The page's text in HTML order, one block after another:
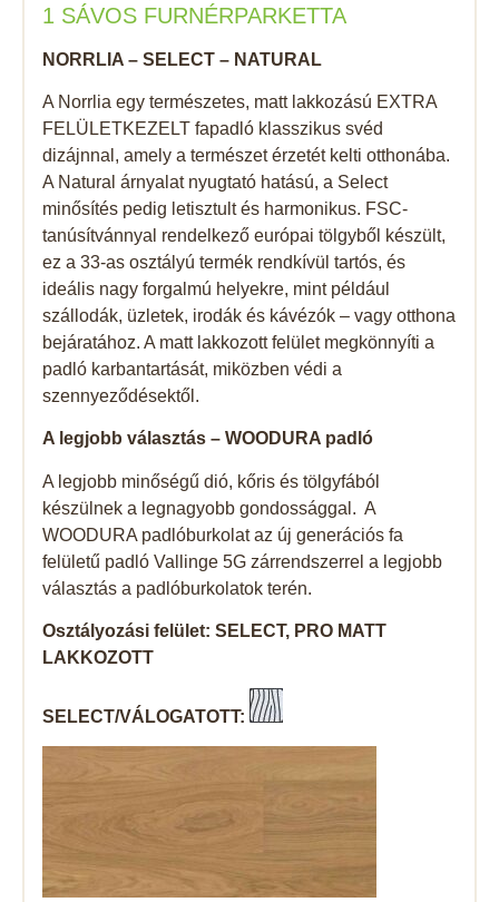
1 SÁVOS FURNÉRPARKETTA
NORRLIA – SELECT – NATURAL
A Norrlia egy természetes, matt lakkozású EXTRA
FELÜLETKEZELT fapadló klasszikus svéd
dizájnnal, amely a természet érzetét kelti otthonába.
A Natural árnyalat nyugtató hatású, a Select
minősítés pedig letisztult és harmonikus. FSC-
tanúsítvánnyal rendelkező európai tölgyből készült,
ez a 33-as osztályú termék rendkívül tartós, és
ideális nagy forgalmú helyekre, mint például
szállodák, üzletek, irodák és kávézók – vagy otthona
bejáratához. A matt lakkozott felület megkönnyíti a
padló karbantartását, miközben védi a
szennyeződésektől.
A legjobb választás – WOODURA padló
A legjobb minőségű dió, kőris és tölgyfából
készülnek a legnagyobb gondossággal. A
WOODURA padlóburkolat az új generációs fa
felületű padló Vallinge 5G zárrendszerrel a legjobb
választás a padlóburkolatok terén.
Osztályozási felület: SELECT, PRO MATT
LAKKOZOTT
SELECT/VÁLOGATOTT: